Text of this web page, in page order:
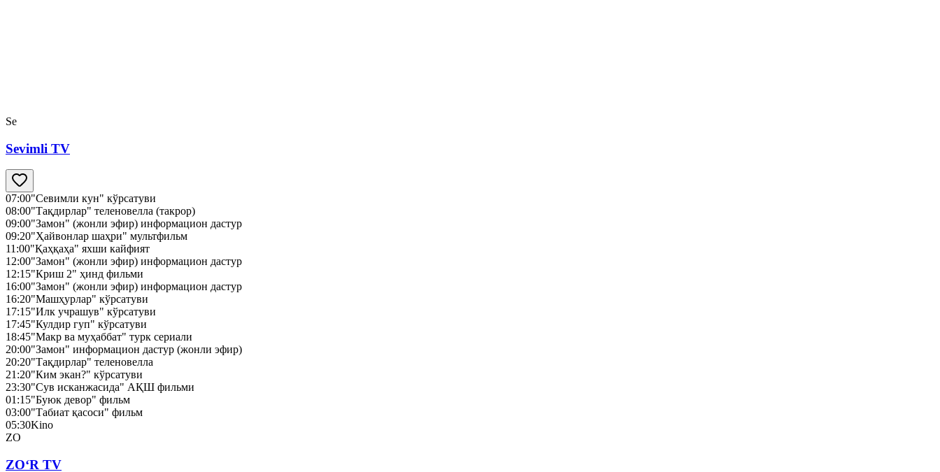
Se
Sevimli TV
07:00"Севимли кун" кўрсатуви
08:00"Тақдирлар" теленовелла (такрор)
09:00"Замон" (жонли эфир) информацион дастур
09:20"Ҳайвонлар шаҳри" мультфильм
11:00"Қаҳқаҳа" яхши кайфият
12:00"Замон" (жонли эфир) информацион дастур
12:15"Криш 2" ҳинд фильми
16:00"Замон" (жонли эфир) информацион дастур
16:20"Машҳурлар" кўрсатуви
17:15"Илк учрашув" кўрсатуви
17:45"Кулдир гуп" кўрсатуви
18:45"Макр ва муҳаббат" турк сериали
20:00"Замон" информацион дастур (жонли эфир)
20:20"Тақдирлар" теленовелла
21:20"Ким экан?" кўрсатуви
23:30"Сув исканжасида" АҚШ фильми
01:15"Буюк девор" фильм
03:00"Табиат қасоси" фильм
05:30Kino
ZO
ZO‘R TV